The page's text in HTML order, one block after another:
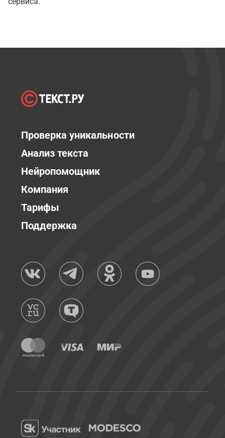
Проверка уникальности
Анализ текста
Нейропомощник
Компания
Тарифы
Поддержка